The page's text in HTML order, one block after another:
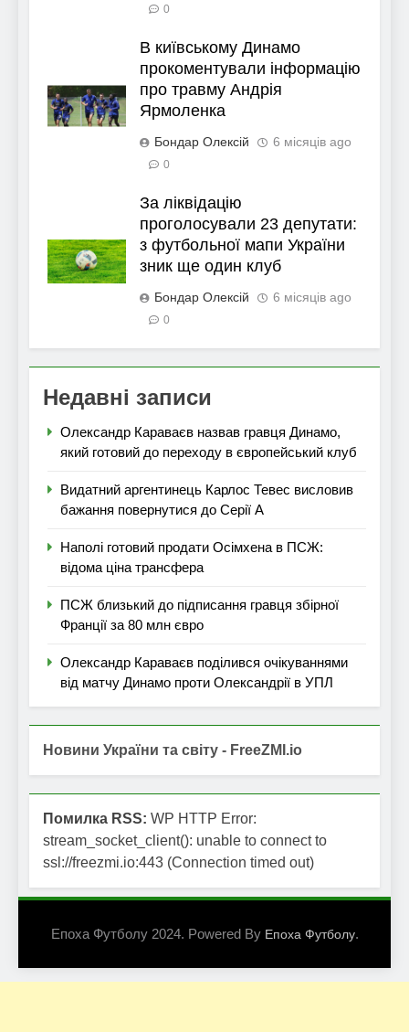
0
В київському Динамо
прокоментували інформацію
про травму Андрія
Ярмоленка
Бондар Олексій 6 місяців ago
0
За ліквідацію
проголосували 23 депутати:
з футбольної мапи України
зник ще один клуб
Бондар Олексій 6 місяців ago
0
Недавні записи
Олександр Караваєв назвав гравця Динамо,
який готовий до переходу в європейський клуб
Видатний аргентинець Карлос Тевес висловив
бажання повернутися до Серії А
Наполі готовий продати Осімхена в ПСЖ:
відома ціна трансфера
ПСЖ близький до підписання гравця збірної
Франції за 80 млн євро
Олександр Караваєв поділився очікуваннями
від матчу Динамо проти Олександрії в УПЛ
Новини України та світу - FreeZMI.io
Помилка RSS: WP HTTP Error:
stream_socket_client(): unable to connect to
ssl://freezmi.io:443 (Connection timed out)
Епоха Футболу 2024. Powered By Епоха Футболу.